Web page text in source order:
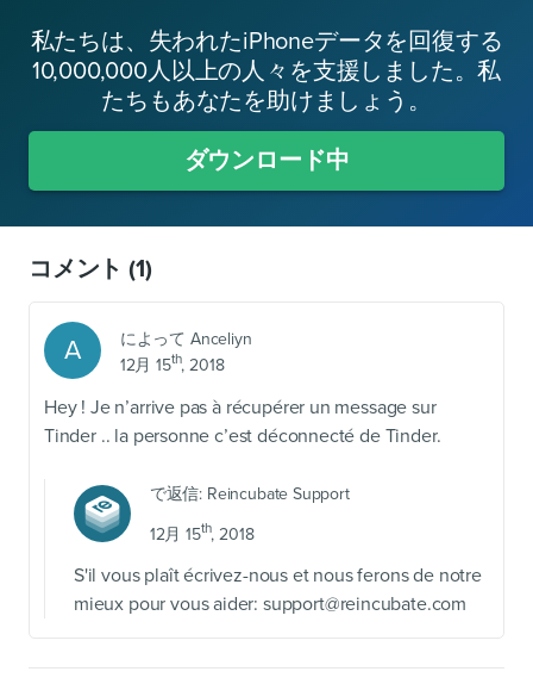
私たちは、失われたiPhoneデータを回復する
10,000,000人以上の人々を支援しました。私
たちもあなたを助けましょう。
ダウンロード中
コメント(1)
A によって Anceliyn
12月 15th, 2018
Hey ! Je n’arrive pas à récupérer un message sur
Tinder .. la personne c’est déconnecté de Tinder.
で返信: Reincubate Support
12月 15th, 2018
S'il vous plaît écrivez-nous et nous ferons de notre
mieux pour vous aider: support@reincubate.com